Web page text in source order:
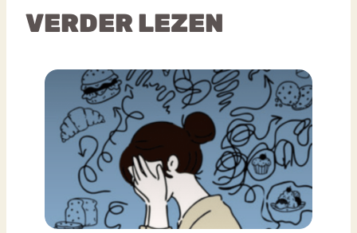
VERDER LEZEN